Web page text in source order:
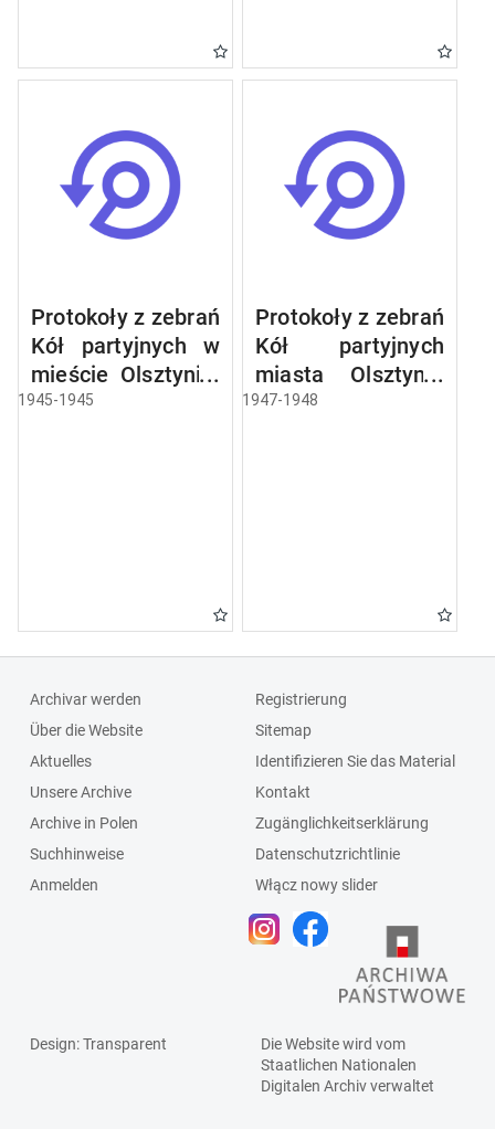
Protokoły z zebrań
Kół partyjnych w
mieście Olsztynie:
Centrala
Wojskowa Nr
4648, miejskie
Zakłady
Komunikacyjne,
Urząd
Powszechny Dom
Towarowy, PWM-
Metalowiec,
Rzeźnia Miejska,
1945-1945
Protokoły z zebrań
Kół partyjnych
miasta Olsztyna:
Centrala
Zakłady Ceramiki
Czerownej, PPB,
Polska Agencja
Drewna (Pagad),
Zakłady
Miasta, Związek
Zawodowy
Pracowników
Rolnych
1947-1948
Archivar werden
Über die Website
Aktuelles
Unsere Archive
Archive in Polen
Suchhinweise
Anmelden
Registrierung
Sitemap
Identifizieren Sie das Material
Kontakt
Zugänglichkeitserklärung
Datenschutzrichtlinie
Włącz nowy slider
Design: Transparent
Die Website wird vom
Staatlichen Nationalen
Digitalen Archivverwaltet